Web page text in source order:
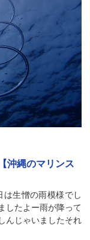
沖縄のマリンス
は生憎の雨模様でし
したよー雨が降って
んじゃいましたそれ